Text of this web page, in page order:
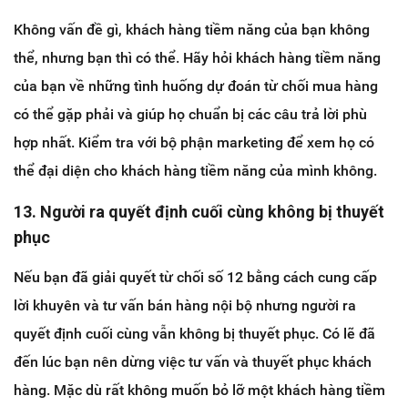
Không vấn đề gì, khách hàng tiềm năng của bạn không
thể, nhưng bạn thì có thể. Hãy hỏi khách hàng tiềm năng
của bạn về những tình huống dự đoán từ chối mua hàng
có thể gặp phải và giúp họ chuẩn bị các câu trả lời phù
hợp nhất. Kiểm tra với bộ phận marketing để xem họ có
thể đại diện cho khách hàng tiềm năng của mình không.
13. Người ra quyết định cuối cùng không bị thuyết
phục
Nếu bạn đã giải quyết từ chối số 12 bằng cách cung cấp
lời khuyên và tư vấn bán hàng nội bộ nhưng người ra
quyết định cuối cùng vẫn không bị thuyết phục. Có lẽ đã
đến lúc bạn nên dừng việc tư vấn và thuyết phục khách
hàng. Mặc dù rất không muốn bỏ lỡ một khách hàng tiềm